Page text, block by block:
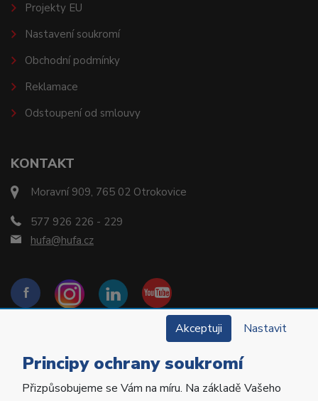
KONTAKT
Moravní 909, 765 02 Otrokovice
577 926 226 - 229
hufa@hufa.cz
Projekty EU
Nastavení soukromí
Obchodní podmínky
Reklamace
Odstoupení od smlouvy
Copyright © 2022 Hu-Fa Dental a.s. Všechna práva
Akceptuji Nastavit
Principy ochrany soukromí
Přizpůsobujeme se Vám na míru. Na základě Vašeho